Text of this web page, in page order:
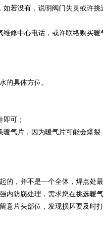
若没有，说明阀门失灵或许挑
修中心电话，或许联络购买
的具体方位。
可；
气片，因为暖气片可能会爆
的，并不是一个全体，焊点处
内防腐处理，需求您在挑选暖
片头部位，发现损坏要及时